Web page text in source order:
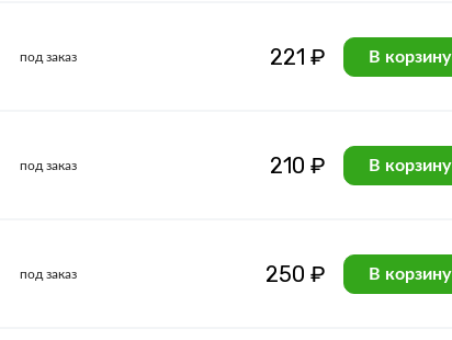
под заказ 221 ₽ В корзину
под заказ 210 ₽ В корзину
под заказ 250 ₽ В корзину